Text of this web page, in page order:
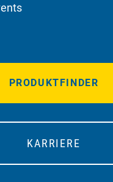
PRODUKTFINDER
KARRIERE